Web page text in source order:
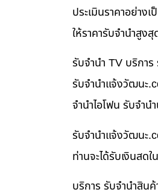
ประเมินราคาอย่างเ
ให้ราคารับจำนำสูง
รับจำนำ TV บริกา
รับจํานําแจ้งวัฒนะ
จำนำไอโฟน รับจำน
รับจํานําแจ้งวัฒนะ
ท่านจะได้รับเงินสด
บริการ รับจำนำสินค้